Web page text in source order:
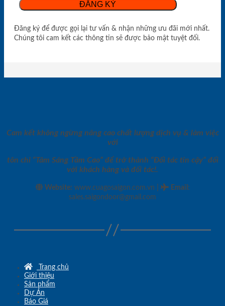
Đăng ký để được gọi lại tư vấn & nhận những ưu đãi mới nhất.
Chúng tôi cam kết các thông tin sẽ được bảo mật tuyệt đối.
Cam kết không ngừng nâng cao chất lượng dịch vụ & làm việc
với
tôn chỉ “Tâm Sáng Tầm Cao” để trở thành “Đối tác tin cậy” đối
với khách hàng và đối tác!.
Website: www.cuagosaigon.com.vn Email :
sales.saigondoor@gmail.com
Trang chủ
Giới thiệu
Sản phẩm
Dự Án
Báo Giá